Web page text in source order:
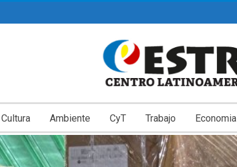
Cultura Ambiente CyT Trabajo Economia